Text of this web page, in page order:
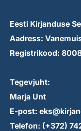
Eesti Kirjanduse
Aadress:
Registrikood:
Tegevjuht:
Marja Unt
E-post:
Telefon: (+372)